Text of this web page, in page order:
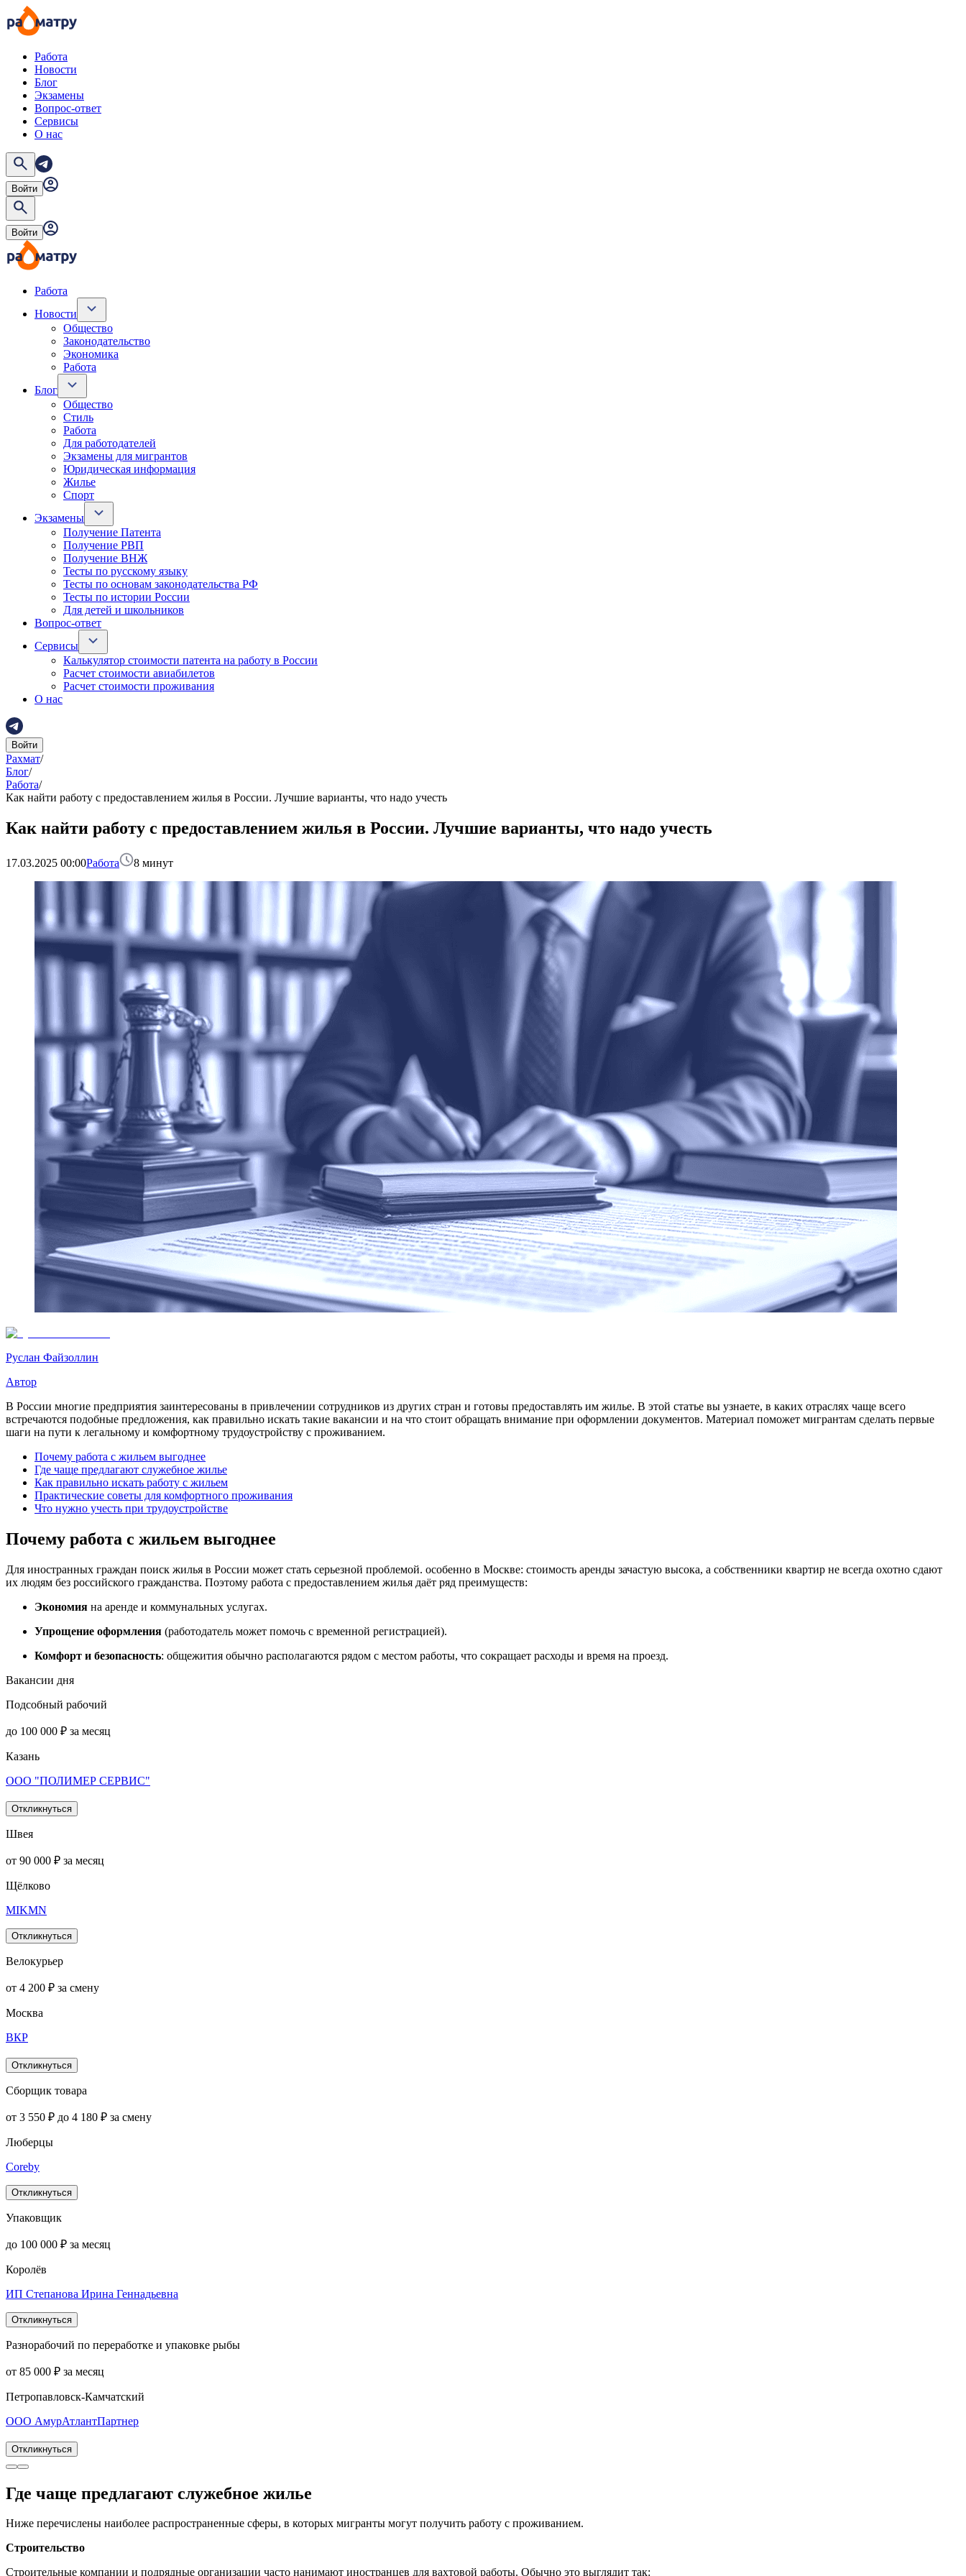
Работа
Новости
Блог
Экзамены
Вопрос-ответ
Сервисы
О нас
Войти
Войти
Работа
Новости
Общество
Законодательство
Экономика
Работа
Блог
Общество
Стиль
Работа
Для работодателей
Экзамены для мигрантов
Юридическая информация
Жилье
Спорт
Экзамены
Получение Патента
Получение РВП
Получение ВНЖ
Тесты по русскому языку
Тесты по основам законодательства РФ
Тесты по истории России
Для детей и школьников
Вопрос-ответ
Сервисы
Калькулятор стоимости патента на работу в России
Расчет стоимости авиабилетов
Расчет стоимости проживания
О нас
Войти
Рахмат/
Блог/
Работа/
Как найти работу с предоставлением жилья в России. Лучшие варианты, что надо учесть
Как найти работу с предоставлением жилья в России. Лучшие варианты, что надо учесть
17.03.2025 00:00Работа 8 минут
Руслан Файзоллин
Автор
В России многие предприятия заинтересованы в привлечении сотрудников из других стран и готовы предоставлять им жилье. В этой статье вы узнаете, в каких отраслях чаще всего
встречаются подобные предложения, как правильно искать такие вакансии и на что стоит обращать внимание при оформлении документов. Материал поможет мигрантам сделать первые
шаги на пути к легальному и комфортному трудоустройству с проживанием.
Почему работа с жильем выгоднее
Где чаще предлагают служебное жилье
Как правильно искать работу с жильем
Практические советы для комфортного проживания
Что нужно учесть при трудоустройстве
Почему работа с жильем выгоднее
Для иностранных граждан поиск жилья в России может стать серьезной проблемой. особенно в Москве: стоимость аренды зачастую высока, а собственники квартир не всегда охотно сдают
их людям без российского гражданства. Поэтому работа с предоставлением жилья даёт ряд преимуществ:
Экономия на аренде и коммунальных услугах.
Упрощение оформления (работодатель может помочь с временной регистрацией).
Комфорт и безопасность: общежития обычно располагаются рядом с местом работы, что сокращает расходы и время на проезд.
Вакансии дня
Подсобный рабочий
до 100 000 ₽ за месяц
Казань
ООО "ПОЛИМЕР СЕРВИС"
Откликнуться
Швея
от 90 000 ₽ за месяц
Щёлково
MIKMN
Откликнуться
Велокурьер
от 4 200 ₽ за смену
Москва
ВКР
Откликнуться
Сборщик товара
от 3 550 ₽ до 4 180 ₽ за смену
Люберцы
Coreby
Откликнуться
Упаковщик
до 100 000 ₽ за месяц
Королёв
ИП Степанова Ирина Геннадьевна
Откликнуться
Разнорабочий по переработке и упаковке рыбы
от 85 000 ₽ за месяц
Петропавловск-Камчатский
ООО АмурАтлантПартнер
Откликнуться
Где чаще предлагают служебное жилье
Ниже перечислены наиболее распространенные сферы, в которых мигранты могут получить работу с проживанием.
Строительство
Строительные компании и подрядные организации часто нанимают иностранцев для вахтовой работы. Обычно это выглядит так: